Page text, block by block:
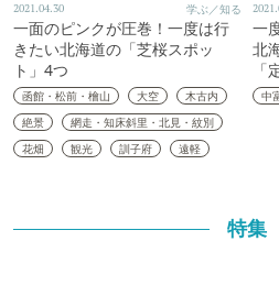
2021.04.30 学ぶ／知る
一面のピンクが圧巻！一度は行
きたい北海道の「芝桜スポッ
ト」4つ
函館・松前・檜山 大空
木古内
絶景
網走・知床斜里・北見・紋別
花畑
観光 訓子府 遠軽
一
北
「
中
特集